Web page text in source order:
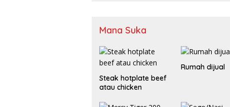
Mana Suka
Steak hotplate beef
atau chicken
Rumah dijual